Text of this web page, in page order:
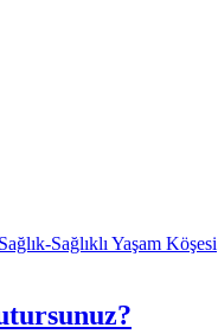
Sağlık-Sağlıklı Yaşam Köşesi